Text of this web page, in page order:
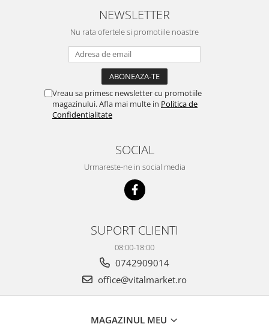
NEWSLETTER
Nu rata ofertele si promotiile noastre
Vreau sa primesc newsletter cu promotiile
magazinului. Afla mai multe in Politica de
Confidentialitate
SOCIAL
Urmareste-ne in social media
SUPORT CLIENTI
08:00-18:00
0742909014
office@vitalmarket.ro
MAGAZINUL MEU